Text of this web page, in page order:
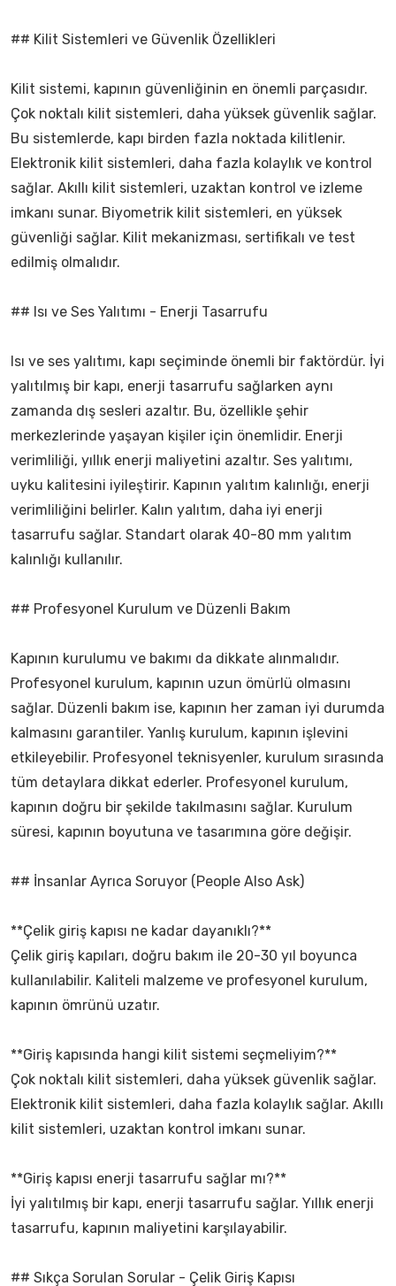
## Kilit Sistemleri ve Güvenlik Özellikleri
Kilit sistemi, kapının güvenliğinin en önemli parçasıdır.
Çok noktalı kilit sistemleri, daha yüksek güvenlik sağlar.
Bu sistemlerde, kapı birden fazla noktada kilitlenir.
Elektronik kilit sistemleri, daha fazla kolaylık ve kontrol
sağlar. Akıllı kilit sistemleri, uzaktan kontrol ve izleme
imkanı sunar. Biyometrik kilit sistemleri, en yüksek
güvenliği sağlar. Kilit mekanizması, sertifikalı ve test
edilmiş olmalıdır.
## Isı ve Ses Yalıtımı - Enerji Tasarrufu
Isı ve ses yalıtımı, kapı seçiminde önemli bir faktördür. İyi
yalıtılmış bir kapı, enerji tasarrufu sağlarken aynı
zamanda dış sesleri azaltır. Bu, özellikle şehir
merkezlerinde yaşayan kişiler için önemlidir. Enerji
verimliliği, yıllık enerji maliyetini azaltır. Ses yalıtımı,
uyku kalitesini iyileştirir. Kapının yalıtım kalınlığı, enerji
verimliliğini belirler. Kalın yalıtım, daha iyi enerji
tasarrufu sağlar. Standart olarak 40-80 mm yalıtım
kalınlığı kullanılır.
## Profesyonel Kurulum ve Düzenli Bakım
Kapının kurulumu ve bakımı da dikkate alınmalıdır.
Profesyonel kurulum, kapının uzun ömürlü olmasını
sağlar. Düzenli bakım ise, kapının her zaman iyi durumda
kalmasını garantiler. Yanlış kurulum, kapının işlevini
etkileyebilir. Profesyonel teknisyenler, kurulum sırasında
tüm detaylara dikkat ederler. Profesyonel kurulum,
kapının doğru bir şekilde takılmasını sağlar. Kurulum
süresi, kapının boyutuna ve tasarımına göre değişir.
## İnsanlar Ayrıca Soruyor (People Also Ask)
**Çelik giriş kapısı ne kadar dayanıklı?**
Çelik giriş kapıları, doğru bakım ile 20-30 yıl boyunca
kullanılabilir. Kaliteli malzeme ve profesyonel kurulum,
kapının ömrünü uzatır.
**Giriş kapısında hangi kilit sistemi seçmeliyim?**
Çok noktalı kilit sistemleri, daha yüksek güvenlik sağlar.
Elektronik kilit sistemleri, daha fazla kolaylık sağlar. Akıllı
kilit sistemleri, uzaktan kontrol imkanı sunar.
**Giriş kapısı enerji tasarrufu sağlar mı?**
İyi yalıtılmış bir kapı, enerji tasarrufu sağlar. Yıllık enerji
tasarrufu, kapının maliyetini karşılayabilir.
## Sıkça Sorulan Sorular - Çelik Giriş Kapısı